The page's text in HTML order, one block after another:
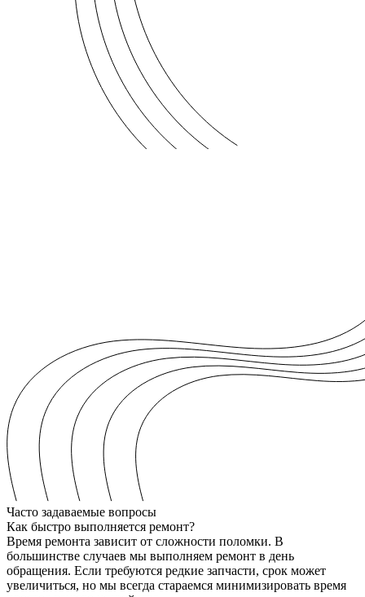
Часто задаваемые вопросы
Как быстро выполняется ремонт?
Время ремонта зависит от сложности поломки. В
большинстве случаев мы выполняем ремонт в день
обращения. Если требуются редкие запчасти, срок может
увеличиться, но мы всегда стараемся минимизировать время